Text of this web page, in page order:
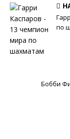
по
Бобби